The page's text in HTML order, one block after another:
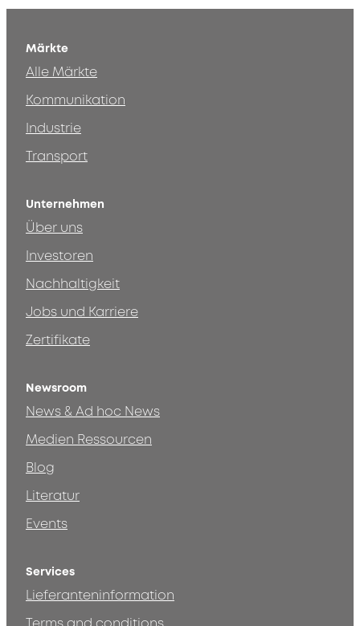
Märkte
Alle Märkte
Kommunikation
Industrie
Transport
Unternehmen
Über uns
Investoren
Nachhaltigkeit
Jobs und Karriere
Zertifikate
Newsroom
News & Ad hoc News
Medien Ressourcen
Blog
Literatur
Events
Services
Lieferanteninformation